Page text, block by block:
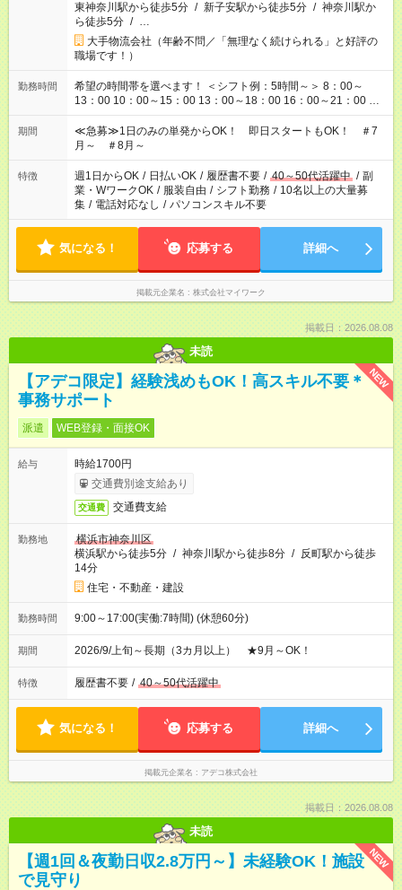
東神奈川駅から徒歩5分 / 新子安駅から徒歩5分 / 神奈川駅か
ら徒歩5分 / …
大手物流会社（年齢不問／「無理なく続けられる」と好評の
職場です！）
勤務時間
希望の時間帯を選べます！ ＜シフト例：5時間～＞ 8：00～
13：00 10：00～15：00 13：00～18：00 16：00～21：00 ＜
シフト例：8時間～＞ ・10：00～19：00 ・13：00～22：00 ・
22：00～翌6：00 など！是非ご希望をお聞かせください！
期間
≪急募≫1日のみの単発からOK！ 即日スタートもOK！ ＃7
月～ ＃8月～
特徴 週1日からOK / 日払いOK / 履歴書不要 / 40～50代活躍中 / 副
業・WワークOK / 服装自由 / シフト勤務 / 10名以上の大量募
集 / 電話対応なし / パソコンスキル不要
気になる！ 応募する 詳細へ
掲載元企業名 株式会社マイワーク
掲載日：2026.08.08
未読
NEW
【アデコ限定】経験浅めもOK！高スキル不要＊
事務サポート
派遣 WEB登録・面接OK
給与
時給1700円
交通費別途支給あり
交通費 交通費支給
勤務地
横浜市神奈川区
横浜駅から徒歩5分 / 神奈川駅から徒歩8分 / 反町駅から徒歩
14分
住宅・不動産・建設
勤務時間 9:00～17:00(実働:7時間) (休憩60分)
期間 2026/9/上旬～長期（3カ月以上） ★9月～OK！
特徴 履歴書不要 / 40～50代活躍中
気になる！ 応募する 詳細へ
掲載元企業名 アデコ株式会社
掲載日：2026.08.08
未読
NEW
【週1回＆夜勤日収2.8万円～】未経験OK！施設
で見守り